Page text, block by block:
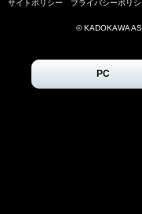
サイトポリシー プライバシーポリシ
© KADOKAWA
PC